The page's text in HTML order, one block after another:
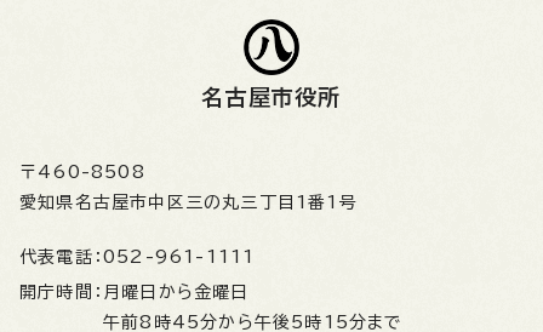
名古屋市役所
〒460-8508
愛知県名古屋市中区三の丸三丁目1番1号
代表電話： 052-961-1111
開庁時間： 月曜日から金曜日
午前8時45分から午後5時15分まで